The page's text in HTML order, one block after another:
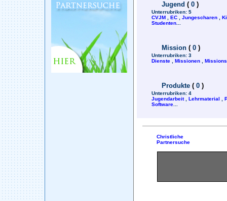
Jugend ( 0 )
Unterrubriken: 5
CVJM
EC Jungescharen
Studenten
Mission ( 0 )
Unterrubriken: 3
Dienste
Missionen
Produkte ( 0 )
Unterrubriken: 4
Jugendarbeit, Lehrmaterial
Software
Christliche
Partnersuche